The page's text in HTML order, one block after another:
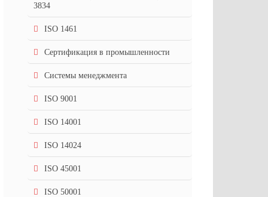
3834
ISO 1461
Сертификация в промышленности
Системы менеджмента
ISO 9001
ISO 14001
ISO 14024
ISO 45001
ISO 50001